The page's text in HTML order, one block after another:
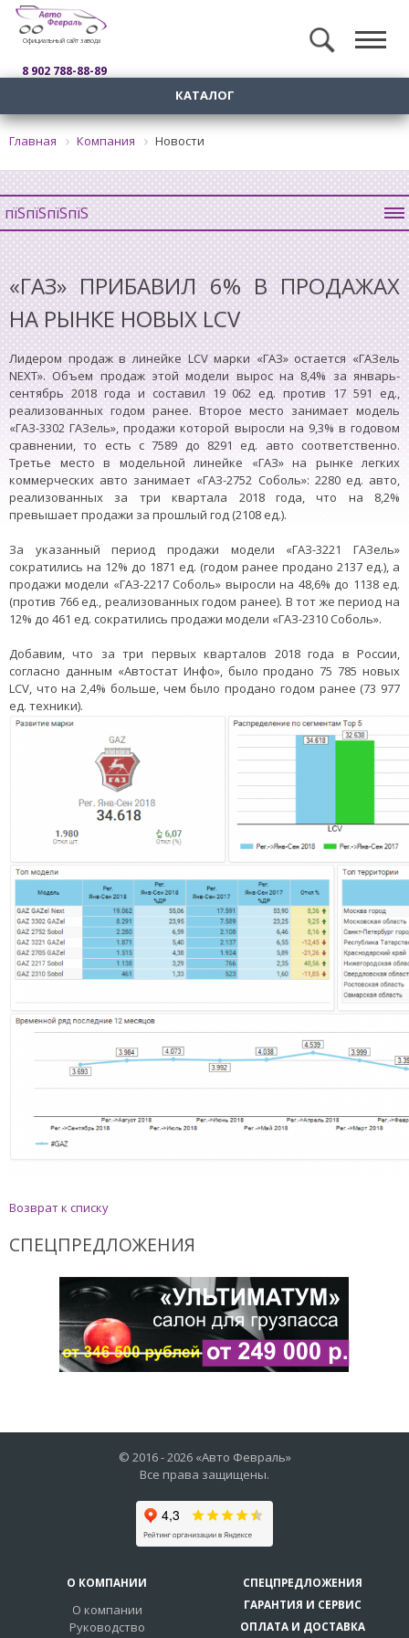
Официальный сайт завода
8 902 788-88-89
КАТАЛОГ
Главная Компания Новости
пїЅпїЅпїЅпїЅ
«ГАЗ» ПРИБАВИЛ 6% В ПРОДАЖАХ
НА РЫНКЕ НОВЫХ LCV
Лидером продаж в линейке LCV марки «ГАЗ» остается «ГАЗель
NEXT». Объем продаж этой модели вырос на 8,4% за январь-
сентябрь 2018 года и составил 19 062 ед. против 17 591 ед.,
реализованных годом ранее. Второе место занимает модель
«ГАЗ-3302 ГАЗель», продажи которой выросли на 9,3% в годовом
сравнении, то есть с 7589 до 8291 ед. авто соответственно.
Третье место в модельной линейке «ГАЗ» на рынке легких
коммерческих авто занимает «ГАЗ-2752 Соболь»: 2280 ед. авто,
реализованных за три квартала 2018 года, что на 8,2%
превышает продажи за прошлый год (2108 ед.).
За указанный период продажи модели «ГАЗ-3221 ГАЗель»
сократились на 12% до 1871 ед. (годом ранее продано 2137 ед.), а
продажи модели «ГАЗ-2217 Соболь» выросли на 48,6% до 1138 ед.
(против 766 ед., реализованных годом ранее). В тот же период на
12% до 461 ед. сократились продажи модели «ГАЗ-2310 Соболь».
Добавим, что за три первых кварталов 2018 года в России,
согласно данным «Автостат Инфо», было продано 75 785 новых
LCV, что на 2,4% больше, чем было продано годом ранее (73 977
ед. техники).
Возврат к списку
СПЕЦПРЕДЛОЖЕНИЯ
© 2016 -2026 «Авто Февраль»
Все права защищены.
О КОМПАНИИ
О компании
Руководство
СПЕЦПРЕДЛОЖЕНИЯ
ГАРАНТИЯ И СЕРВИС
ОПЛАТА И ДОСТАВКА